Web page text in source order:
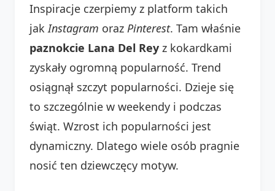
Inspiracje czerpiemy z platform takich
jak Instagram oraz Pinterest. Tam właśnie
paznokcie Lana Del Rey z kokardkami
zyskały ogromną popularność. Trend
osiągnął szczyt popularności. Dzieje się
to szczególnie w weekendy i podczas
świąt. Wzrost ich popularności jest
dynamiczny. Dlatego wiele osób pragnie
nosić ten dziewczęcy motyw.